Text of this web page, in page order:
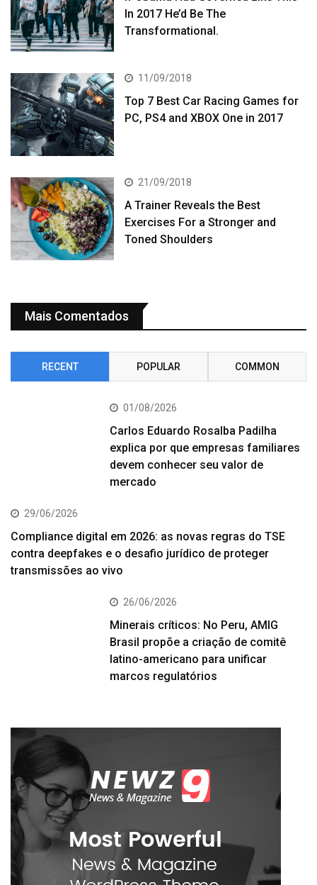
In 2017 He’d Be The
Transformational.
11/09/2018
Top 7 Best Car Racing Games for
PC, PS4 and XBOX One in 2017
21/09/2018
A Trainer Reveals the Best
Exercises For a Stronger and
Toned Shoulders
Mais Comentados
RECENT POPULAR COMMON
01/08/2026
Carlos Eduardo Rosalba Padilha
explica por que empresas familiares
devem conhecer seu valor de
mercado
29/06/2026
Compliance digital em 2026: as novas regras do TSE
contra deepfakes e o desafio jurídico de proteger
transmissões ao vivo
26/06/2026
Minerais críticos: No Peru, AMIG
Brasil propõe a criação de comitê
latino-americano para unificar
marcos regulatórios